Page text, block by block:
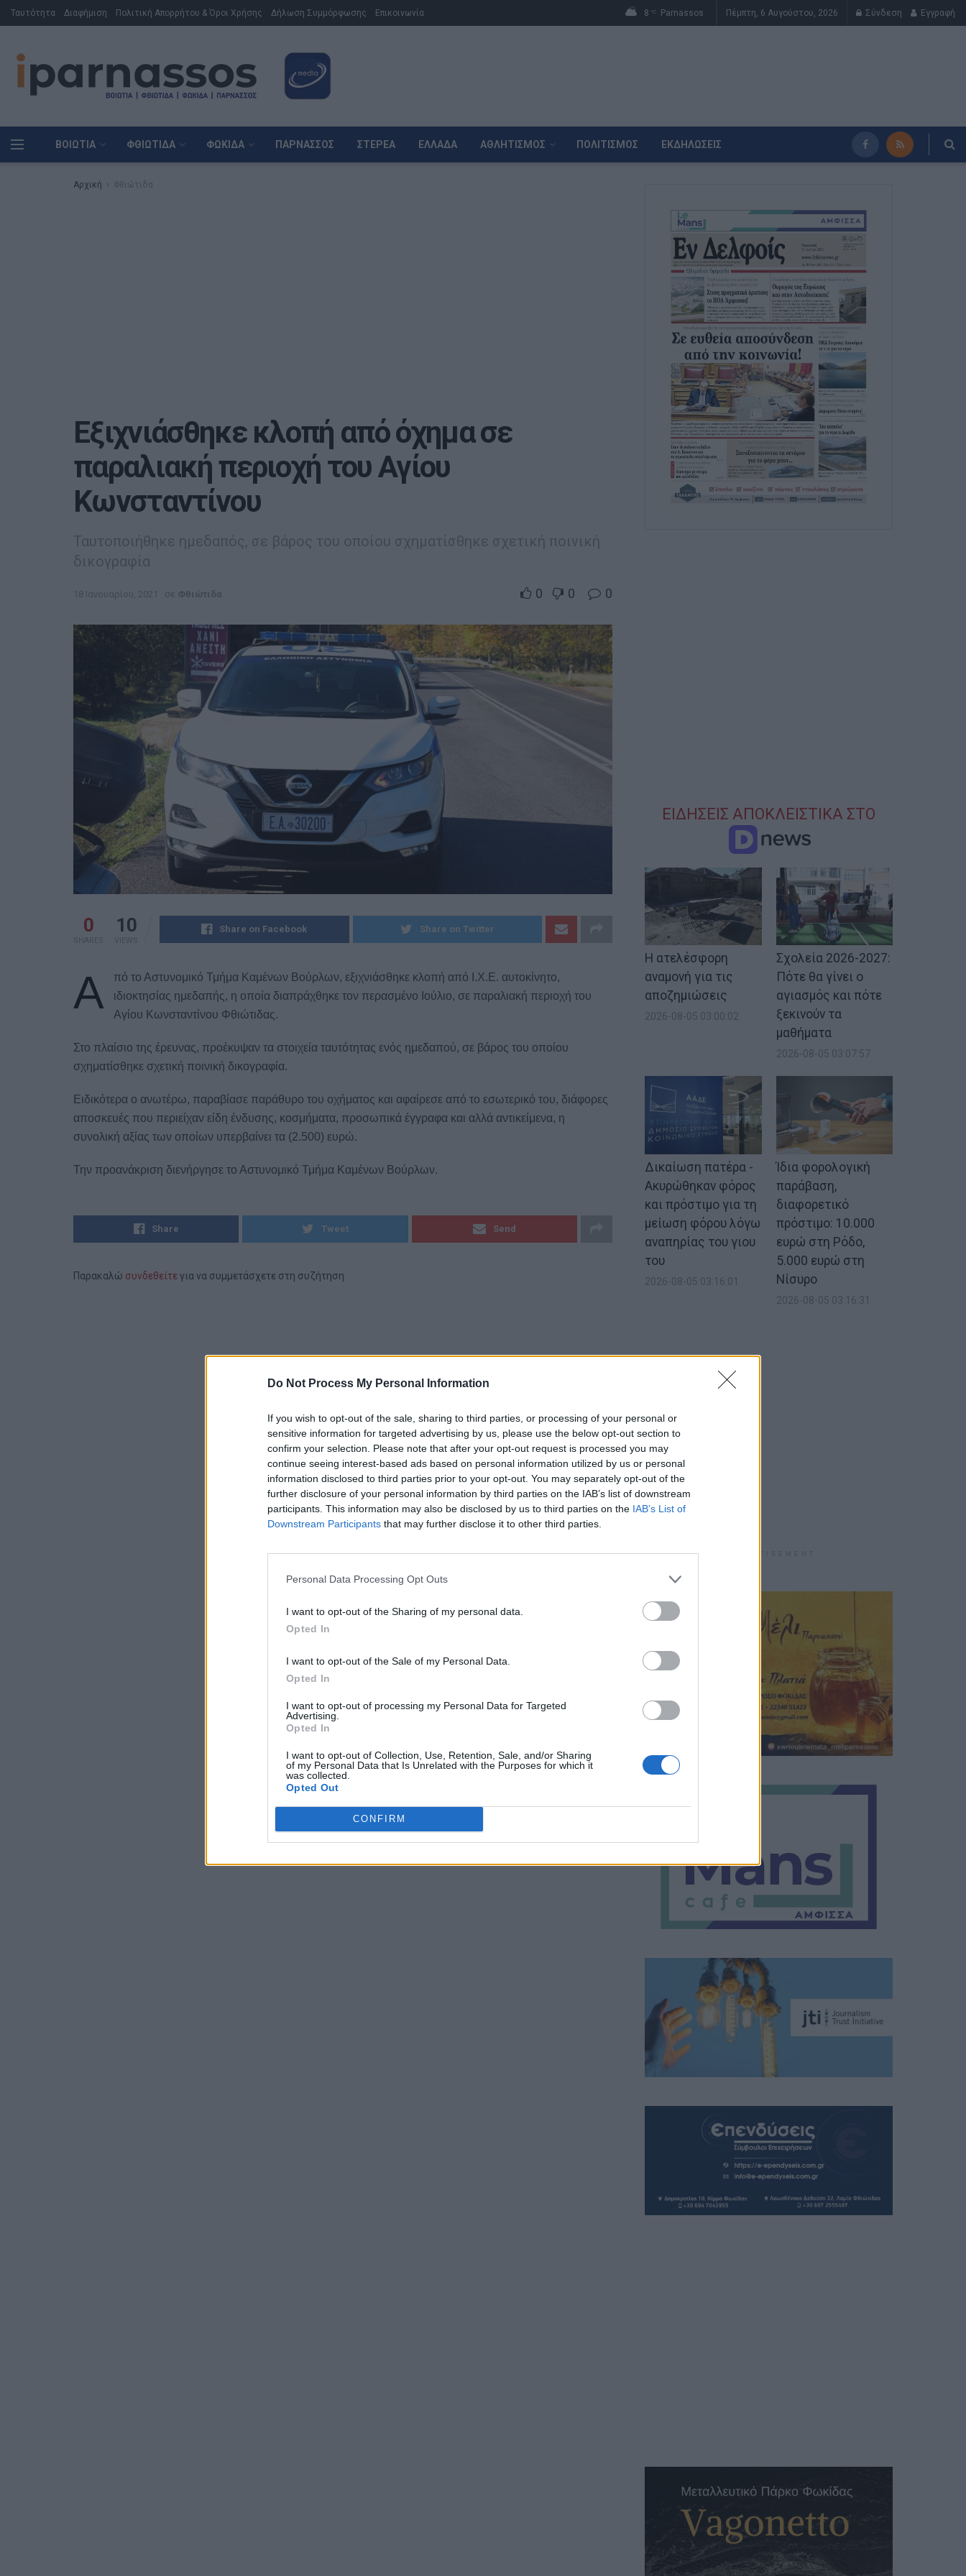
Do Not Process My Personal Information
If you wish to opt-out of the sale, sharing to third parties, or processing of your personal or
sensitive information for targeted advertising by us, please use the below opt-out section to
confirm your selection. Please note that after your opt-out request is processed you may
continue seeing interest-based ads based on personal information utilized by us or personal
information disclosed to third parties prior to your opt-out. You may separately opt-out of the
further disclosure of your personal information by third parties on the IAB’s list of downstream
participants. This information may also be disclosed by us to third parties on the IAB’s List of
Downstream Participants that may further disclose it to other third parties.
Personal Data Processing Opt Outs
I want to opt-out of the Sharing of my personal data.
Opted In
I want to opt-out of the Sale of my Personal Data.
Opted In
I want to opt-out of processing my Personal Data for Targeted
Advertising.
Opted In
I want to opt-out of Collection, Use, Retention, Sale, and/or Sharing
of my Personal Data that Is Unrelated with the Purposes for which it
was collected.
Opted Out
CONFIRM
Ταυτότητα Διαφήμιση Πολιτική Απορρήτου & Όροι Χρήσης Δήλωση Συμμόρφωσης Επικοινωνία 8 °C Parnassos Πέμπτη, 6 Αυγούστου, 2026 Σύνδεση Εγγραφή
ΒΟΙΩΤΊΑ ΦΘΙΏΤΙΔΑ ΦΩΚΊΔΑ ΠΑΡΝΑΣΣΌΣ ΣΤΕΡΕΆ ΕΛΛΆΔΑ ΑΘΛΗΤΙΣΜΌΣ ΠΟΛΙΤΙΣΜΌΣ ΕΚΔΗΛΏΣΕΙΣ
Αρχική Φθιώτιδα
Εξιχνιάσθηκε κλοπή από όχημα σε
παραλιακή περιοχή του Αγίου
Κωνσταντίνου
Ταυτοποιήθηκε ημεδαπός, σε βάρος του οποίου σχηματίσθηκε σχετική ποινική
δικογραφία
18 Ιανουαρίου, 2021 σε Φθιώτιδα 0 0 0
0
SHARES
10
VIEWS
Share on Facebook Share on Twitter
Α
πό το Αστυνομικό Τμήμα Καμένων Βούρλων, εξιχνιάσθηκε κλοπή από Ι.Χ.Ε. αυτοκίνητο,
ιδιοκτησίας ημεδαπής, η οποία διαπράχθηκε τον περασμένο Ιούλιο, σε παραλιακή περιοχή του
Αγίου Κωνσταντίνου Φθιώτιδας.
Στο πλαίσιο της έρευνας, προέκυψαν τα στοιχεία ταυτότητας ενός ημεδαπού, σε βάρος του οποίου
σχηματίσθηκε σχετική ποινική δικογραφία.
Ειδικότερα ο ανωτέρω, παραβίασε παράθυρο του οχήματος και αφαίρεσε από το εσωτερικό του, διάφορες
αποσκευές που περιείχαν είδη ένδυσης, κοσμήματα, προσωπικά έγγραφα και αλλά αντικείμενα, η
συνολική αξίας των οποίων υπερβαίνει τα (2.500) ευρώ.
Την προανάκριση διενήργησε το Αστυνομικό Τμήμα Καμένων Βούρλων.
Share Tweet Send
Παρακαλώ συνδεθείτεγια να συμμετάσχετε στη συζήτηση
ΕΙΔΗΣΕΙΣ ΑΠΟΚΛΕΙΣΤΙΚΑ ΣΤΟ
Dnews.gr
Η ατελέσφορη
αναμονή για τις
αποζημιώσεις
2026-08-05 03:00:02
Σχολεία 2026-2027:
Πότε θα γίνει ο
αγιασμός και πότε
ξεκινούν τα
μαθήματα
2026-08-05 03:07:57
Δικαίωση πατέρα -
Ακυρώθηκαν φόρος
και πρόστιμο για τη
μείωση φόρου λόγω
αναπηρίας του γιου
του
2026-08-05 03:16:01
Ίδια φορολογική
παράβαση,
διαφορετικό
πρόστιμο: 10.000
ευρώ στη Ρόδο,
5.000 ευρώ στη
Νίσυρο
2026-08-05 03:16:31